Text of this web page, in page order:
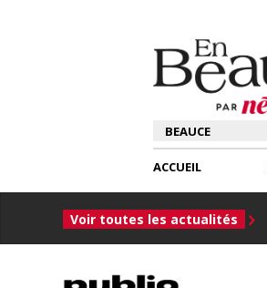
ACCUEIL
Voir toutes les actualités